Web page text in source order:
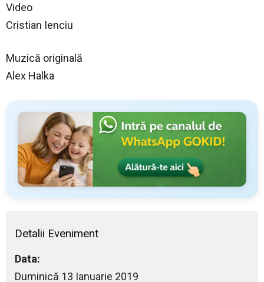
Video
Cristian Ienciu
Muzică originală
Alex Halka
Detalii Eveniment
Data:
Duminică 13 Ianuarie 2019